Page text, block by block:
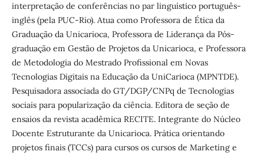
interpretação de conferências no par linguístico português-
inglês (pela PUC-Rio). Atua como Professora de Ética da
Graduação da Unicarioca, Professora de Liderança da Pós-
graduação em Gestão de Projetos da Unicarioca, e Professora
de Metodologia do Mestrado Profissional em Novas
Tecnologias Digitais na Educação da UniCarioca (MPNTDE).
Pesquisadora associada do GT/DGP/CNPq de Tecnologias
sociais para popularização da ciência. Editora de seção de
ensaios da revista acadêmica RECITE. Integrante do Núcleo
Docente Estruturante da Unicarioca. Prática orientando
projetos finais (TCCs) para cursos os cursos de Marketing e